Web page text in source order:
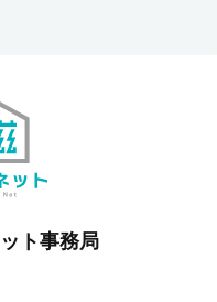
ト事務局